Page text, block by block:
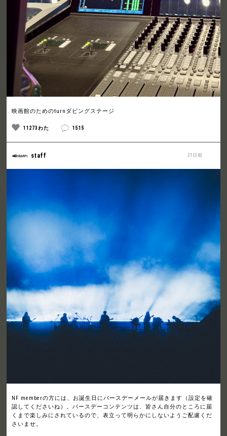
映画館のためのturnダビングステージ
11273わた 1515
21日前
staff
NF memberの方には、お誕生日にバースデーメールが届きます（設定を確
認してくださいね）。バースデーコンテンツは、皆さん自分のところに届
くまで楽しみにされているので、表立って明らかにしないようご配慮くだ
さいませ。